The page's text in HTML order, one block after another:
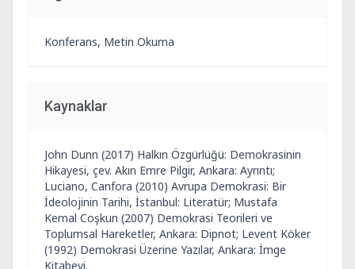
Konferans, Metin Okuma
Kaynaklar
John Dunn (2017) Halkın Özgürlüğü: Demokrasinin
Hikayesi, çev. Akın Emre Pilgir, Ankara: Ayrıntı;
Luciano, Canfora (2010) Avrupa Demokrasi: Bir
İdeolojinin Tarihi, İstanbul: Literatür; Mustafa
Kemal Coşkun (2007) Demokrasi Teorileri ve
Toplumsal Hareketler, Ankara: Dipnot; Levent Köker
(1992) Demokrasi Üzerine Yazılar, Ankara: İmge
Kitabevi.